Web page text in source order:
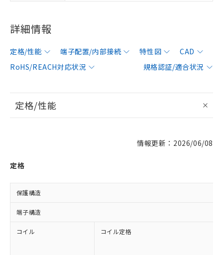
詳細情報
定格/性能 端子配置/内部接続 特性図
CAD
RoHS/REACH対応状況
規格認証/適合状況
定格/性能
情報更新：2026/06/08
定格
保護構造
端子構造
コイル コイル定格